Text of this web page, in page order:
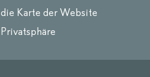
die Karte der Website
Privatsphäre